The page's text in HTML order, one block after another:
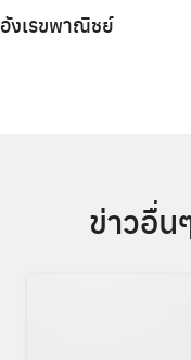
งเรขพาณิชย์
ข่าวอื่น